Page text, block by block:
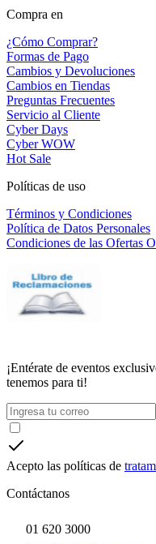
Compra en
¿Cómo Comprar?
Formas de Pago
Cambios y Devoluciones
Cambios en Tiendas
Preguntas Frecuentes
Servicio al Cliente
Cyber Days
Cyber WOW
Hot Sale
Políticas de uso
Términos y Condiciones
Política de Datos Personales
Condiciones de las Ofertas
¡Entérate de eventos
tenemos para ti!
Acepto las políticas de
Contáctanos
01 620 3000